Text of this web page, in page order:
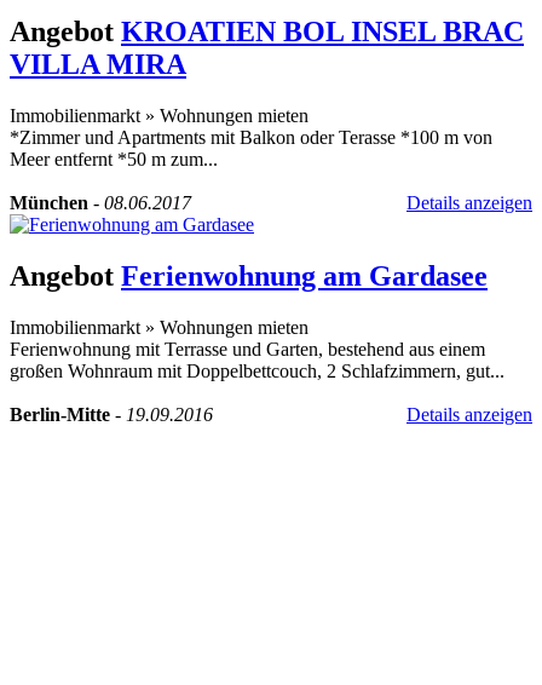
Angebot KROATIEN BOL INSEL BRAC
VILLA MIRA
Immobilienmarkt » Wohnungen mieten
*Zimmer und Apartments mit Balkon oder Terasse *100 m von
Meer entfernt *50 m zum...
München - 08.06.2017 Details anzeigen
Angebot Ferienwohnung am Gardasee
Immobilienmarkt » Wohnungen mieten
Ferienwohnung mit Terrasse und Garten, bestehend aus einem
großen Wohnraum mit Doppelbettcouch, 2 Schlafzimmern, gut...
Berlin-Mitte - 19.09.2016 Details anzeigen